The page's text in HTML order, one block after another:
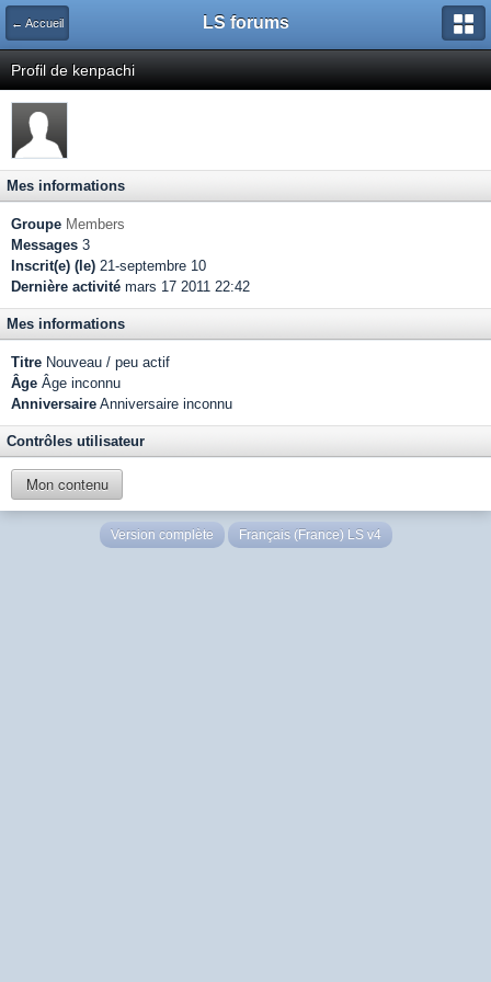
← Accueil LS forums
Profil de kenpachi
Mes informations
Groupe Members
Messages 3
Inscrit(e) (le) 21-septembre 10
Dernière activité mars 17 2011 22:42
Mes informations
Titre Nouveau / peu actif
Âge Âge inconnu
Anniversaire Anniversaire inconnu
Contrôles utilisateur
Mon contenu
Version complète Français (France) LS v4